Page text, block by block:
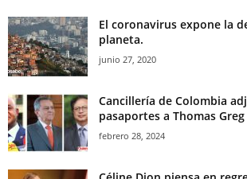
El coronavirus expone la
planeta.
junio 27, 2020
Cancillería de Colombia
pasaportes a Thomas Greg
febrero 28, 2024